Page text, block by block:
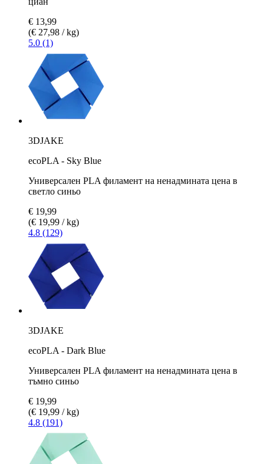
€ 13,99
(€ 27,98 / kg)
5.0 (1)
3DJAKE
ecoPLA - Sky Blue
Универсален PLA филамент на ненадмината цена в
светло синьо
€ 19,99
(€ 19,99 / kg)
4.8 (129)
3DJAKE
ecoPLA - Dark Blue
Универсален PLA филамент на ненадмината цена в
тъмно синьо
€ 19,99
(€ 19,99 / kg)
4.8 (191)